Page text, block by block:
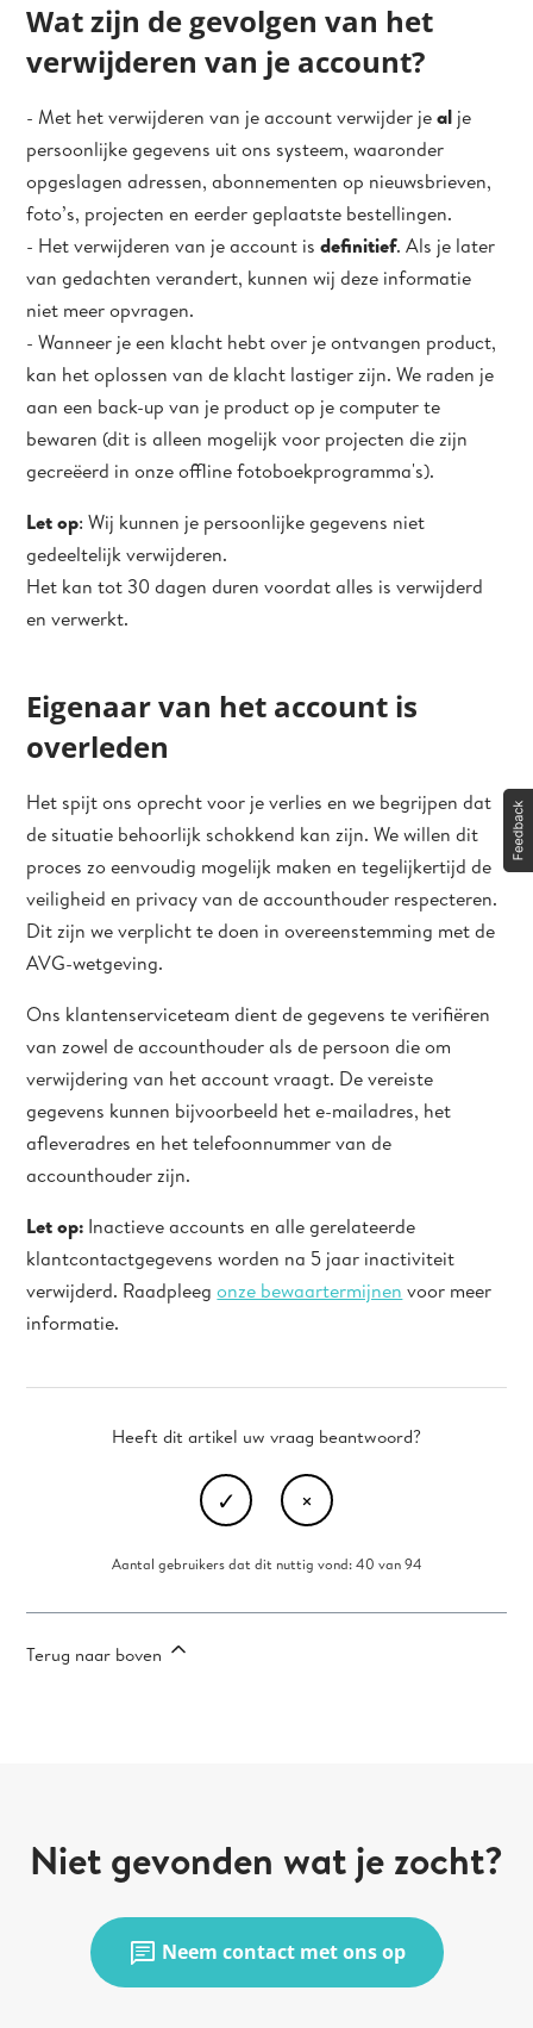
Wat zijn de gevolgen van het
verwijderen van je account?
- Met het verwijderen van je account verwijder jeal je
persoonlijke gegevens uit ons systeem, waaronder
opgeslagen adressen, abonnementen op nieuwsbrieven,
foto’s, projecten en eerder geplaatste bestellingen.
- Het verwijderen van je account isdefinitief. Als je later
van gedachten verandert, kunnen wij deze informatie
niet meer opvragen.
- Wanneer je een klacht hebt over je ontvangen product,
kan het oplossen van de klacht lastiger zijn. We raden je
aan een back-up van je product op je computer te
bewaren (dit is alleen mogelijk voor projecten die zijn
gecreëerd in onze offline fotoboekprogramma's).
Let op: Wij kunnen je persoonlijke gegevens niet
gedeeltelijk verwijderen.
Het kan tot 30 dagen duren voordat alles is verwijderd
en verwerkt.
Eigenaar van het account is
overleden
Het spijt ons oprecht voor je verlies en we begrijpen dat
de situatie behoorlijk schokkend kan zijn. We willen dit
proces zo eenvoudig mogelijk maken en tegelijkertijd de
veiligheid en privacy van de accounthouder respecteren.
Dit zijn we verplicht te doen in overeenstemming met de
AVG-wetgeving.
Ons klantenserviceteam dient de gegevens te verifiëren
van zowel de accounthouder als de persoon die om
verwijdering van het account vraagt. De vereiste
gegevens kunnen bijvoorbeeld het e-mailadres, het
afleveradres en het telefoonnummer van de
accounthouder zijn.
Let op: Inactieve accounts en alle gerelateerde
klantcontactgegevens worden na 5 jaar inactiviteit
verwijderd. Raadpleegonze bewaartermijnen voor meer
informatie.
Heeft dit artikel uw vraag beantwoord?
Aantal gebruikers dat dit nuttig vond: 40 van 94
Terug naar boven
Niet gevonden wat je zocht?
chat Neem contact met ons op